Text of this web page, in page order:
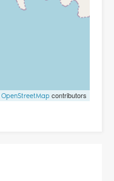
OpenStreetMap contributors